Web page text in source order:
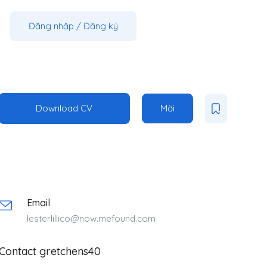
Đăng nhập / Đăng ký
Download CV Mời
Email
lesterlillico@now.mefound.com
gretchens40